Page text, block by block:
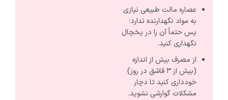
عصاره مالت طبیعی نیازی
به مواد نگهدارنده ندارد؛
پس حتماً آن را در یخچال
نگهداری کنید.
از مصرف بیش از اندازه
(بیش از ۳ قاشق در روز)
خودداری کنید تا دچار
مشکلات گوارشی نشوید.